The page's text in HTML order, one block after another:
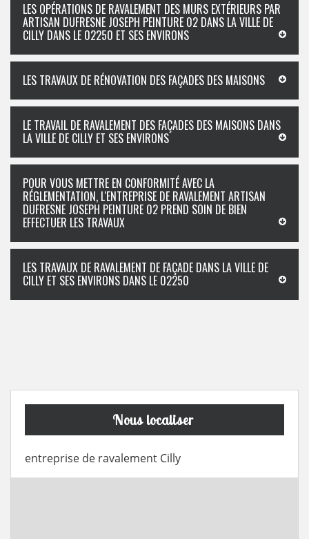
LES OPÉRATIONS DE RAVALEMENT DES MURS EXTÉRIEURS PAR
ARTISAN DUFRESNE JOSEPH PEINTURE 02 DANS LA VILLE DE
CILLY DANS LE 02250 ET SES ENVIRONS
LES TRAVAUX DE RÉNOVATION DES FAÇADES DES MAISONS
LE TRAVAIL DE RAVALEMENT DES FAÇADES DES MAISONS DANS
LA VILLE DE CILLY ET SES ENVIRONS
POUR VOUS METTRE EN CONFORMITÉ AVEC LA
RÉGLEMENTATION, L'ENTREPRISE DE RAVALEMENT ARTISAN
DUFRESNE JOSEPH PEINTURE 02 PREND SOIN DE BIEN
EFFECTUER LES TRAVAUX
LES TRAVAUX DE RAVALEMENT DE FAÇADE DANS LA VILLE DE
CILLY ET SES ENVIRONS DANS LE 02250
Nous localiser
entreprise de ravalement Cilly